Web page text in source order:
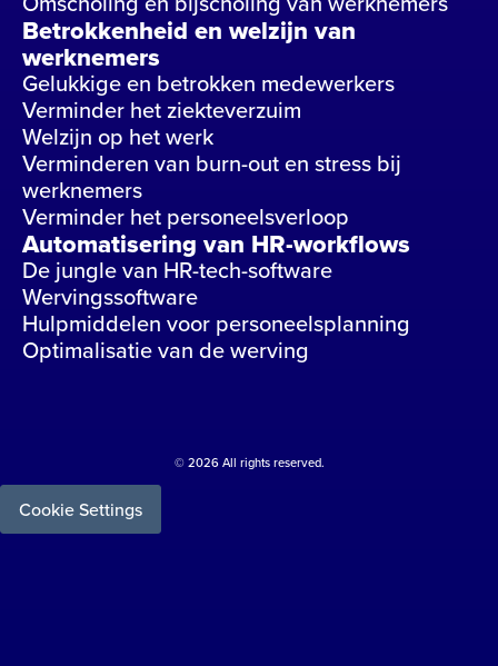
Betrokkenheid en welzijn van
werknemers
Gelukkige en betrokken medewerkers
Verminder het ziekteverzuim
Welzijn op het werk
Verminderen van burn-out en stress bij
werknemers
Verminder het personeelsverloop
Automatisering van HR-workflows
De jungle van HR-tech-software
Wervingssoftware
Hulpmiddelen voor personeelsplanning
Optimalisatie van de werving
© 2026 All rights reserved.
Cookie Settings